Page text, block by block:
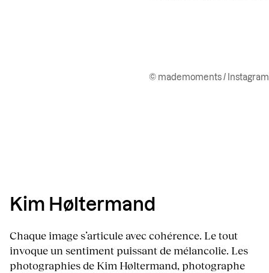
© mademoments / Instagram
Kim Høltermand
Chaque image s’articule avec cohérence. Le tout
invoque un sentiment puissant de mélancolie. Les
photographies de Kim Høltermand, photographe